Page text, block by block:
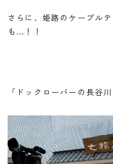
さらに、姫路のケーブル
も…！！
「ドックローバーの長谷川